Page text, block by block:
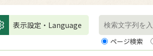
表示設定・Language
ページ検索